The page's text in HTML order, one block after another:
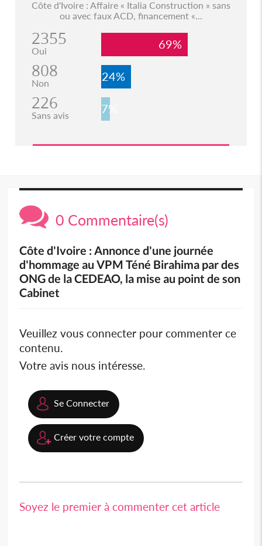
Côte d'Ivoire : Affaire « Italia Construction » sans
ou avec faux ACD, financement «...
2355
Oui 69%
808
Non 24%
226
Sans avis 7%
0 Commentaire(s)
Côte d'Ivoire : Annonce d'une journée
d'hommage au VPM Téné Birahima par des
ONG de la CEDEAO, la mise au point de son
Cabinet
Veuillez vous connecter pour commenter ce
contenu.
Votre avis nous intéresse.
Se Connecter
Créer votre compte
Soyez le premier à commenter cet article